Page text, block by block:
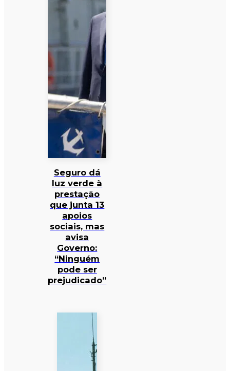
Seguro dá
luz verde à
prestação
que junta 13
apoios
sociais, mas
avisa
Governo:
“Ninguém
pode ser
prejudicado”